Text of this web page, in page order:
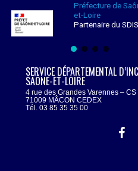
Préfecture de
et-Loire
Partenaire du
SERVICE DÉPARTEMENTAL
SAÔNE-ET-LOIRE
4 rue des Grandes Varennes –
71009 MÂCON CEDEX
Tél. 03 85 35 35 00